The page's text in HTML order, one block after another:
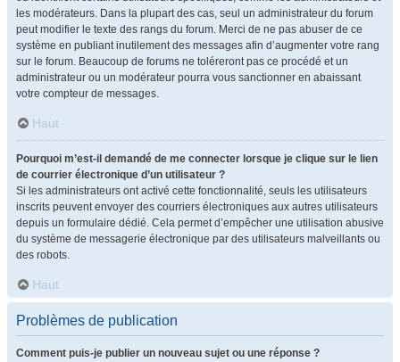
les modérateurs. Dans la plupart des cas, seul un administrateur du forum
peut modifier le texte des rangs du forum. Merci de ne pas abuser de ce
système en publiant inutilement des messages afin d’augmenter votre rang
sur le forum. Beaucoup de forums ne toléreront pas ce procédé et un
administrateur ou un modérateur pourra vous sanctionner en abaissant
votre compteur de messages.
Haut
Pourquoi m’est-il demandé de me connecter lorsque je clique sur le lien
de courrier électronique d’un utilisateur ?
Si les administrateurs ont activé cette fonctionnalité, seuls les utilisateurs
inscrits peuvent envoyer des courriers électroniques aux autres utilisateurs
depuis un formulaire dédié. Cela permet d’empêcher une utilisation abusive
du système de messagerie électronique par des utilisateurs malveillants ou
des robots.
Haut
Problèmes de publication
Comment puis-je publier un nouveau sujet ou une réponse ?